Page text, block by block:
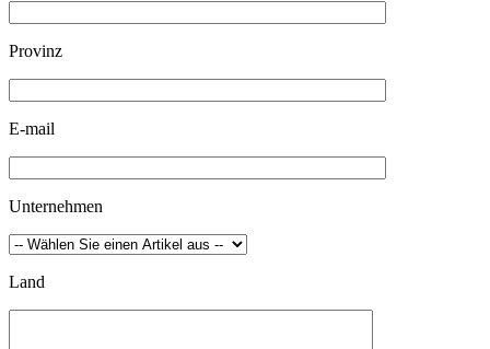
Provinz
E-mail
Unternehmen
Land